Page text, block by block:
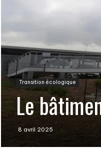
Transition écologique
Le
8 avril 2025